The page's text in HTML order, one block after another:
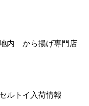
内 から揚げ専門店
ルトイ入荷情報